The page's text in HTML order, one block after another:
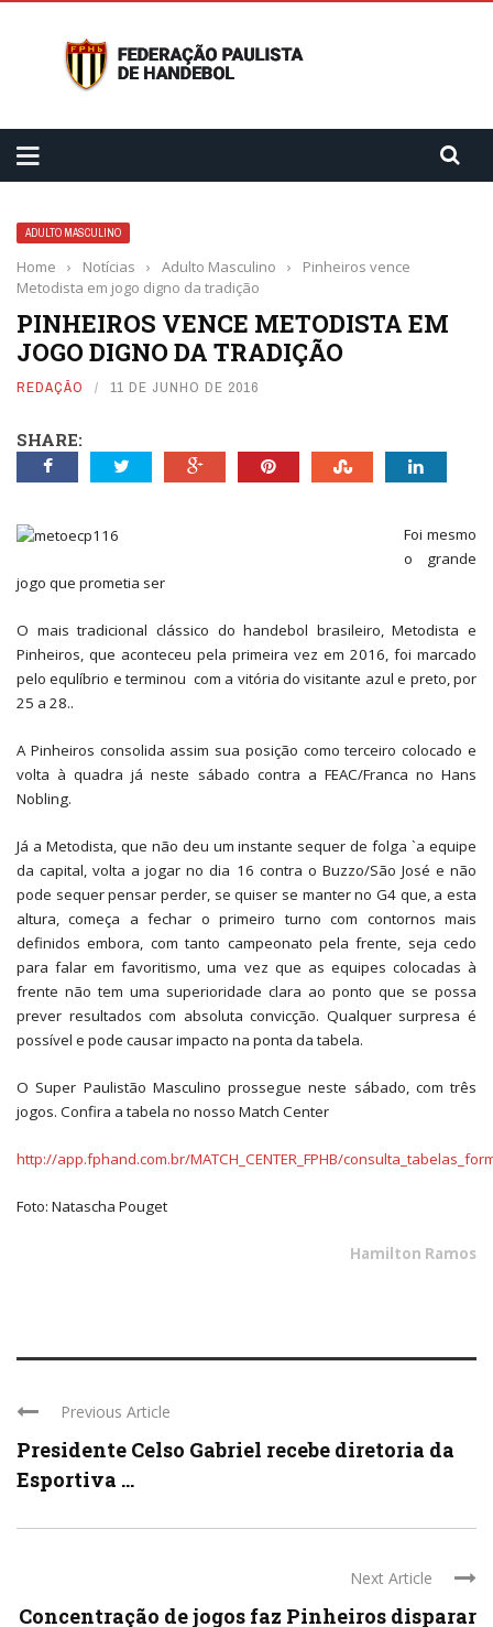
ADULTO MASCULINO
Home › Notícias › Adulto Masculino ›
Pinheiros vence
Metodista em jogo digno da tradição
PINHEIROS VENCE METODISTA EM
JOGO DIGNO DA TRADIÇÃO
REDAÇÃO 11 DE JUNHO DE 2016
SHARE:
Foi mesmo
o grande
jogo que prometia ser
O mais tradicional clássico do handebol brasileiro, Metodista e
Pinheiros, que aconteceu pela primeira vez em 2016, foi marcado
pelo equlíbrio e terminou com a vitória do visitante azul e preto, por
25 a 28..
A Pinheiros consolida assim sua posição como terceiro colocado e
volta à quadra já neste sábado contra a FEAC/Franca no Hans
Nobling.
Já a Metodista, que não deu um instante sequer de folga `a equipe
da capital, volta a jogar no dia 16 contra o Buzzo/São José e não
pode sequer pensar perder, se quiser se manter no G4 que, a esta
altura, começa a fechar o primeiro turno com contornos mais
definidos embora, com tanto campeonato pela frente, seja cedo
para falar em favoritismo, uma vez que as equipes colocadas à
frente não tem uma superioridade clara ao ponto que se possa
prever resultados com absoluta convicção. Qualquer surpresa é
possível e pode causar impacto na ponta da tabela.
O Super Paulistão Masculino prossegue neste sábado, com três
jogos. Confira a tabela no nosso Match Center
http://app.fphand.com.br/MATCH_CENTER_FPHB/
Foto: Natascha Pouget
Hamilton Ramos
Previous Article
Presidente Celso Gabriel recebe diretoria da
Esportiva ...
Next Article
Concentração de jogos faz Pinheiros disparar